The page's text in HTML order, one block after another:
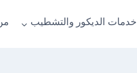
خدمات الديكور والتشطيب